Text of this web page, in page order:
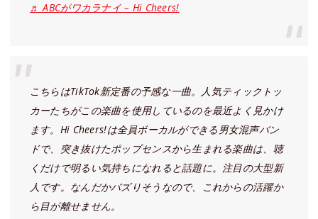
♬ ABCがワカラナイ – Hi Cheers!
こちらはTikTok新定番の予感な一曲。人気ティックトッ
カーたちがこの楽曲を使用しているのを最近よく見かけ
ます。Hi Cheers!は全員ボーカルができる男女混声バン
ドで、突き抜けたポップセンスから生まれる楽曲は、聴
くだけで明るい気持ちになれると話題に。注目の大型新
人です。なんだかバズりそうなので、これからの活躍か
ら目が離せません。